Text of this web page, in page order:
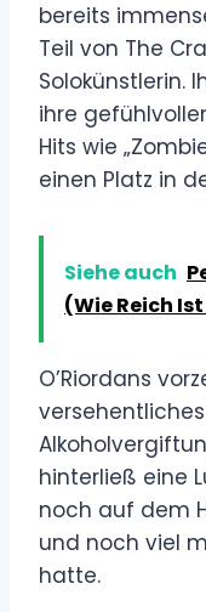
bereits
Teil von The
Solokünstlerin.
ihre
Hits wie
einen Platz in
Siehe auch
(Wie Reich
O’Riordans
hinterließ eine
noch auf dem
und noch viel
hatte.